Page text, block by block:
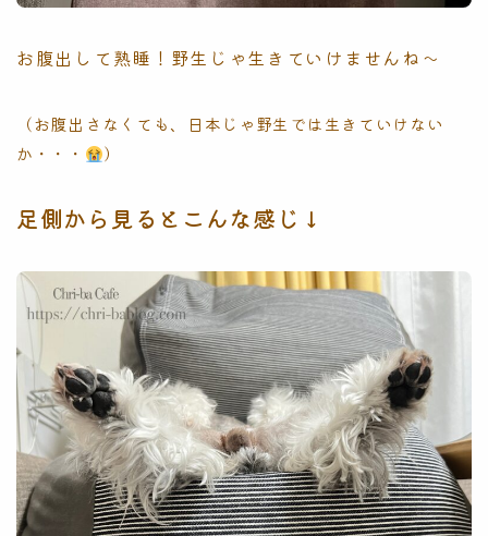
お腹出して熟睡！野生じゃ生きていけませんね〜
（お腹出さなくても、日本じゃ野生では生きていけない
か・・・
）
足側から見るとこんな感じ↓